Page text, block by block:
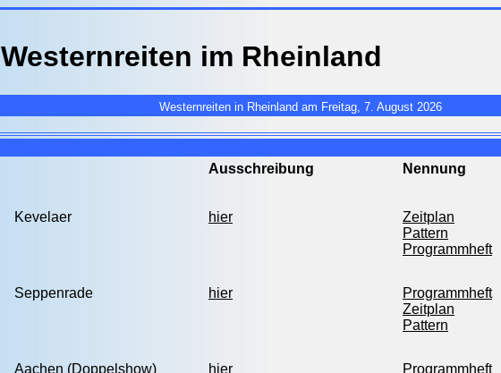
Westernreiten im Rheinland
Westernreiten in Rheinland am Freitag, 7. August 2026
Ausschreibung Nennung
Kevelaer hier
Zeitplan
Pattern
Programmheft
Seppenrade hier
Programmheft
Zeitplan
Pattern
Aachen (Doppelshow) hier
Programmheft